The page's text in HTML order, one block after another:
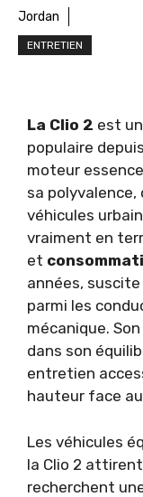
Jordan
ENTRETIEN
La Clio 2 est
populaire
moteur
sa
véhicules
vraiment en
et
années,
parmi les
mécanique.
dans son
entretien
hauteur face
Les véhicules
la Clio 2
recherchent